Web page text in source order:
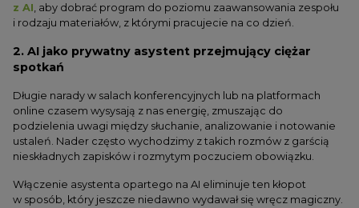
z AI, aby dobrać program do poziomu zaawansowania zespołu
i rodzaju materiałów, z którymi pracujecie na co dzień.
2. AI jako prywatny asystent przejmujący ciężar
spotkań
Długie narady w salach konferencyjnych lub na platformach
online czasem wysysają z nas energię, zmuszając do
podzielenia uwagi między słuchanie, analizowanie i notowanie
ustaleń. Nader często wychodzimy z takich rozmów z garścią
nieskładnych zapisków i rozmytym poczuciem obowiązku.
Włączenie asystenta opartego na AI eliminuje ten kłopot
w sposób, który jeszcze niedawno wydawał się wręcz magiczny.